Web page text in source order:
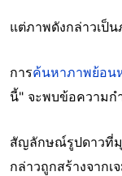
แต่ภาพดังกล่าวเป็
การค้นหาภาพย้อน
นี้" จะพบข้อความก
สัญลักษณ์รูปดาวที่มุ
กล่าวถูกสร้างจากเ